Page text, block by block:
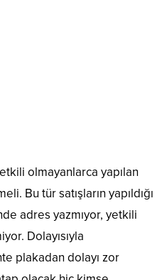
olmayanlarca yapılan
Bu tür satışların yapıldığı
adres yazmıyor, yetkili
Dolayısıyla
plakadan dolayı zor